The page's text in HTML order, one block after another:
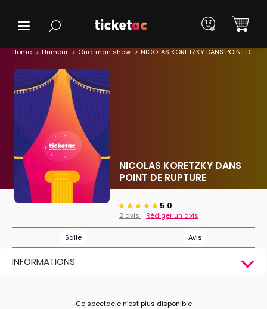
Home Humour One-man show NICOLAS KORETZKY DANS POINT DE RUPTURE
NICOLAS KORETZKY DANS
POINT DE RUPTURE
5.0
2 avis Rédiger un avis
Salle Avis
INFORMATIONS
Ce spectacle n’est plus disponible